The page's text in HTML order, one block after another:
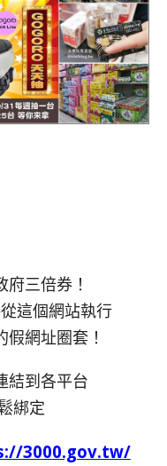
三倍券！
這個網站執行
網址圈套！
結到各平台
綁定
3000.gov.tw/